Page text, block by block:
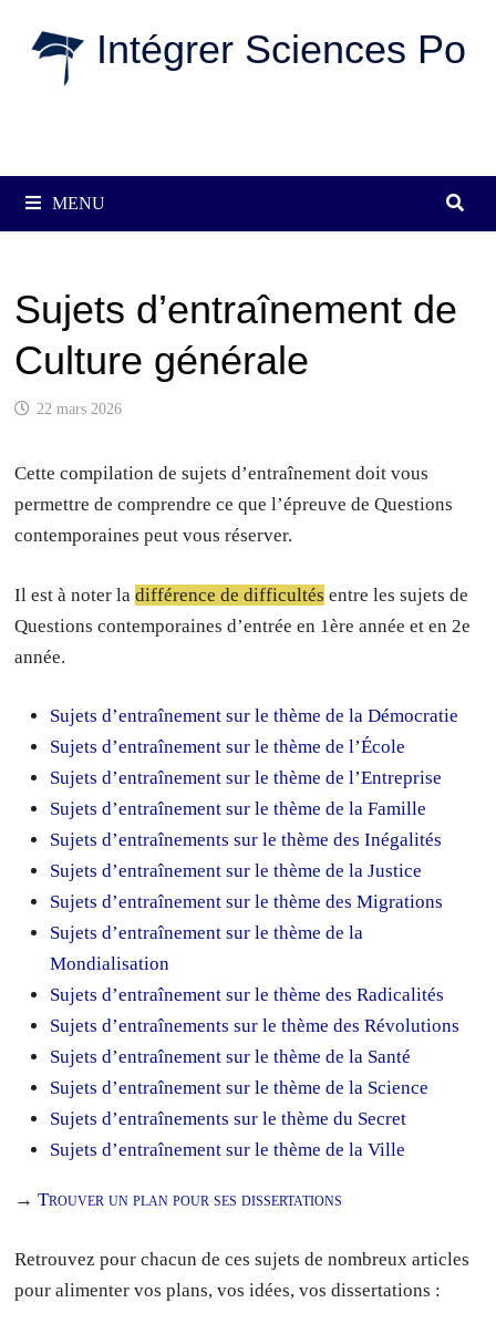
Intégrer Sciences Po
MENU
Sujets d’entraînement de
Culture générale
22 mars 2026
Cette compilation de sujets d’entraînement doit vous
permettre de comprendre ce que l’épreuve de Questions
contemporaines peut vous réserver.
Il est à noter ladifférence de difficultés entre les sujets de
Questions contemporaines d’entrée en 1ère année et en 2e
année.
Sujets d’entraînement sur le thème de la Démocratie
Sujets d’entraînement sur le thème de l’École
Sujets d’entraînement sur le thème de l’Entreprise
Sujets d’entraînement sur le thème de la Famille
Sujets d’entraînements sur le thème des Inégalités
Sujets d’entraînement sur le thème de la Justice
Sujets d’entraînement sur le thème des Migrations
Sujets d’entraînement sur le thème de la
Mondialisation
Sujets d’entraînement sur le thème des Radicalités
Sujets d’entraînements sur le thème des Révolutions
Sujets d’entraînement sur le thème de la Santé
Sujets d’entraînement sur le thème de la Science
Sujets d’entraînements sur le thème du Secret
Sujets d’entraînement sur le thème de la Ville
→Trouver un plan pour ses dissertations
Retrouvez pour chacun de ces sujets de nombreux articles
pour alimenter vos plans, vos idées, vos dissertations :